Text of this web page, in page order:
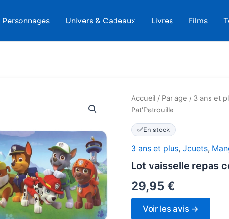
Personnages Univers & Cadeaux Livres Films
Accueil / Par age / 3 ans et
Pat’Patrouille
✅En stock
3 ans et plus,Jouets,
Lot vaisselle repas
29,95€
Voir les avis →